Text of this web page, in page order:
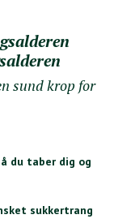
sund krop for
du taber dig og
sukkertrang